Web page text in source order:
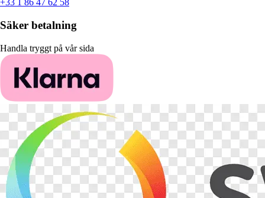
+33 1 86 47 62 58
Säker betalning
Handla tryggt på vår sida